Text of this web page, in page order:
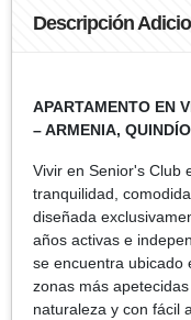
Descripción
APARTAMENTO EN
– ARMENIA, QUINDÍO
Vivir en Senior's Club
tranquilidad,
diseñada
años activas e
se encuentra ubicado
zonas más
naturaleza y con fácil